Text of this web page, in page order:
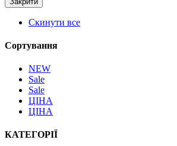
Скинути все
Сортування
NEW
Sale
Sale
ЦІНА
ЦІНА
КАТЕГОРІЇ